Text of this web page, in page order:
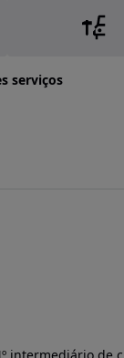
serviços